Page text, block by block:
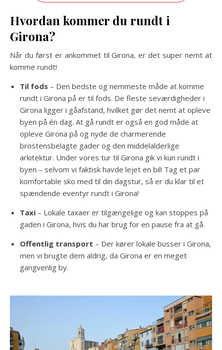
Hvordan kommer du rundt i
Girona?
Når du først er ankommet til Girona, er det super nemt at
komme rundt!
Til fods – Den bedste og nemmeste måde at komme
rundt i Girona på er til fods. De fleste seværdigheder i
Girona ligger i gåafstand, hvilket gør det nemt at opleve
byen på én dag. At gå rundt er også en god måde at
opleve Girona på og nyde de charmerende
brostensbelagte gader og den middelalderlige
arkitektur. Under vores tur til Girona gik vi kun rundt i
byen – selvom vi faktisk havde lejet en bil! Tag et par
komfortable sko med til din dagstur, så er du klar til et
spændende eventyr rundt i Girona!
Taxi – Lokale taxaer er tilgængelige og kan stoppes på
gaden i Girona, hvis du har brug for en pause fra at gå.
Offentlig transport – Der kører lokale busser i Girona,
men vi brugte dem aldrig, da Girona er en meget
gangvenlig by.